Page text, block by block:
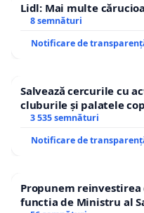
Lidl: Mai multe
8 semnături
Notificare de
Salvează cercurile cu
cluburile și palatele
3 535 semnături
Notificare de
Propunem
functia de Ministru al